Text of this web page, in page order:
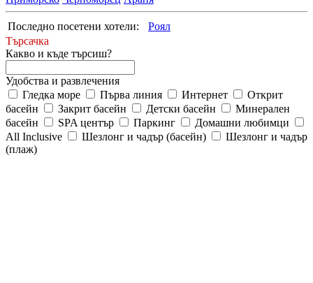
Последно посетени хотели:
Роял
Търсачка
Какво и къде търсиш?
Удобства и развлечения
Гледка море
Първа линия Интернет
Открит
басейн
Закрит басейн Детски басейн
Минерален
басейн
SPA център Паркинг
Домашни любимци
All Inclusive
Шезлонг и чадър (басейн)
Шезлонг и чадър
(плаж)